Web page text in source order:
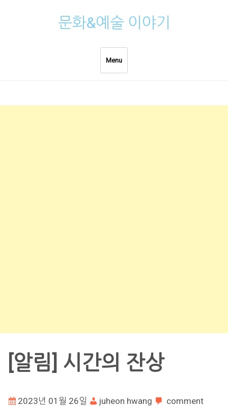
문화&예술 이야기
Menu
[알림] 시간의 잔상
2023년 01월 26일 juheon hwang comment